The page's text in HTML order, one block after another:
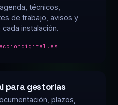
técnicos,
de trabajo, avisos y
instalación.
para gestorías
plazos,